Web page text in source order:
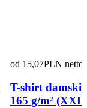
od 15,07PLN netto
T-shirt damski
165 g/m²